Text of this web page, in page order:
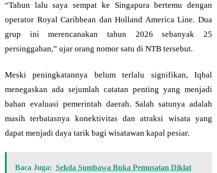
“Tahun lalu saya sempat ke Singapura bertemu dengan
operator Royal Caribbean dan Holland America Line. Dua
grup ini merencanakan tahun 2026 sebanyak 25
persinggahan,” ujar orang nomor satu di NTB tersebut.
Meski peningkatannya belum terlalu signifikan, Iqbal
menegaskan ada sejumlah catatan penting yang menjadi
bahan evaluasi pemerintah daerah. Salah satunya adalah
masih terbatasnya konektivitas dan atraksi wisata yang
dapat menjadi daya tarik bagi wisatawan kapal pesiar.
Baca Juga: Sekda Sumbawa Buka Pemusatan Diklat